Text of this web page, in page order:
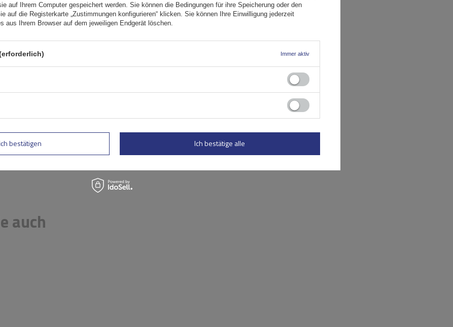
auch
auf Ihrem Computer gespeichert werden. Sie können die Bedingungen für ihre Speicherung oder den
auf die Registerkarte „Zustimmungen konfigurieren“ klicken. Sie können Ihre Einwilligung jederzeit
aus Ihrem Browser auf dem jeweiligen Endgerät löschen.
Immer aktiv
bestätigen Ich bestätige alle